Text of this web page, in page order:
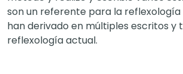
son un referente para la
han derivado en múltiples escritos y
reflexología actual.